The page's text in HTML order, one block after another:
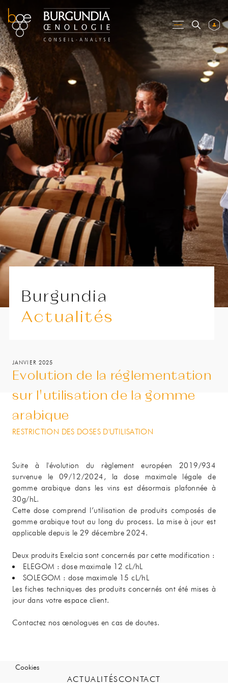
CONNEXION
ACTUALITÉSCONTACT
Burgundia
Actualités
JANVIER 2025
Evolution de la réglementation
sur l'utilisation de la gomme
arabique
RESTRICTION DES DOSES D'UTILISATION
Suite à l'évolution du règlement européen 2019/934
survenue le 09/12/2024, la dose maximale légale de
gomme arabique dans les vins est désormais plafonnée à
30g/hL.
Cette dose comprend l’utilisation de produits composés de
gomme arabique tout au long du process. La mise à jour est
applicable depuis le 29 décembre 2024.
Deux produits Exelcia sont concernés par cette modification :
ELEGOM : dose maximale 12 cL/hL
SOLEGOM : dose maximale 15 cL/hL
Les fiches techniques des produits concernés ont été mises à
jour dans votre espace client.
Contactez nos œnologues en cas de doutes.
ACTUALITÉS CONTACT